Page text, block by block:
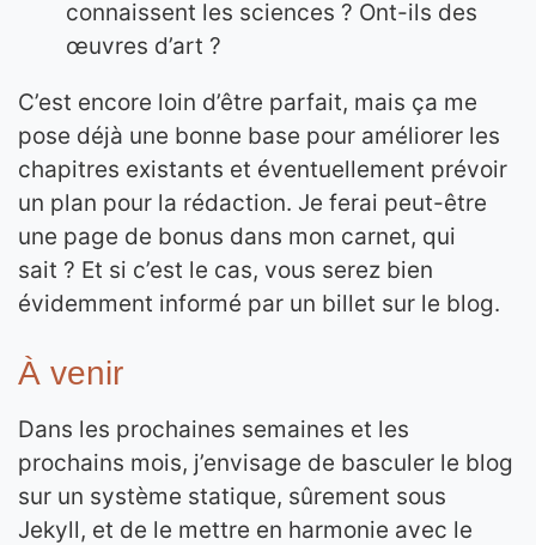
connaissent les sciences ? Ont-ils des
œuvres d’art ?
C’est encore loin d’être parfait, mais ça me
pose déjà une bonne base pour améliorer les
chapitres existants et éventuellement prévoir
un plan pour la rédaction. Je ferai peut-être
une page de bonus dans mon carnet, qui
sait ? Et si c’est le cas, vous serez bien
évidemment informé par un billet sur le blog.
À venir
Dans les prochaines semaines et les
prochains mois, j’envisage de basculer le blog
sur un système statique, sûrement sous
Jekyll, et de le mettre en harmonie avec le